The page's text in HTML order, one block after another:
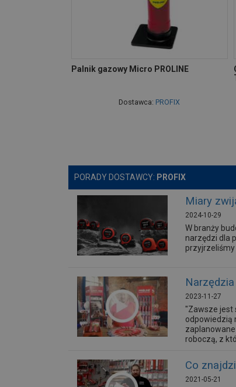
Palnik gazowy Micro PROLINE
Dostawca: PROFIX
PORADY DOSTAWCY: PROFIX
Miary
2024-10-29
W branży
narzędzi dla
2023-11-27
"Zawsze jest
odpowiedzią
roboczą, z
Co
2021-05-21